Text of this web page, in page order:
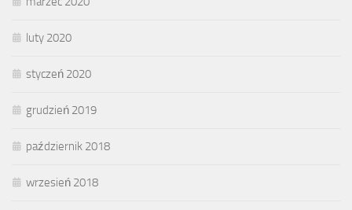
luty 2020
styczeń 2020
grudzień 2019
październik 2018
wrzesień 2018